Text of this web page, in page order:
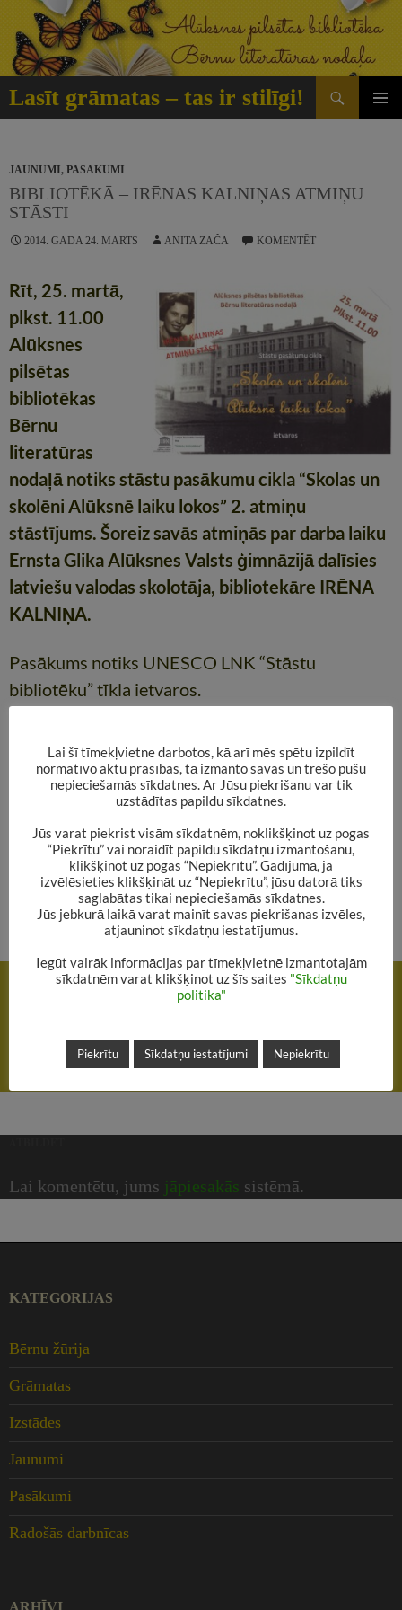
Doties
saturu
Lasīt grāmatas – tas ir stilīgi!
Meklēt
JAUNUMI, PASĀKUMI
BIBLIOTĒKĀ – IRĒNAS KALNIŅAS ATMIŅU
STĀSTI
2014. GADA 24. MARTS ANITA ZAČA KOMENTĒT
Rīt, 25. martā,
plkst. 11.00
Alūksnes
pilsētas
bibliotēkas
Bērnu
literatūras
nodaļā notiks stāstu pasākumu cikla “Skolas un
skolēni Alūksnē laiku lokos” 2. atmiņu
stāstījums. Šoreiz savās atmiņās par darba laiku
Ernsta Glika Alūksnes Valsts ģimnāzijā dalīsies
latviešu valodas skolotāja, bibliotekāre IRĒNA
KALNIŅA.
Pasākums notiks UNESCO LNK “Stāstu
bibliotēku” tīkla ietvaros.
Rakstu
IEPRIEKŠĒJAIS RAKSTS
Nāc uz radošo darbnīcu “Grāmatzīme Tavai grāmatai”!
NĀKAMAIS RAKSTS
Meitenēm būs iespēja uzzināt stila noslēpumus
Lai komentētu, jums jāpiesakās sistēmā.
KATEGORIJAS
Bērnu žūrija
Grāmatas
Izstādes
Jaunumi
Pasākumi
Radošās darbnīcas
Lai šī tīmekļvietne darbotos, kā arī mēs spētu izpildīt
normatīvo aktu prasības, tā izmanto savas un trešo pušu
nepieciešamās sīkdatnes. Ar Jūsu piekrišanu var tik
uzstādītas papildu sīkdatnes.
Jūs varat piekrist visām sīkdatnēm, noklikšķinot uz pogas
“Piekrītu” vai noraidīt papildu sīkdatņu izmantošanu,
klikšķinot uz pogas “Nepiekrītu”. Gadījumā, ja
izvēlēsieties klikšķināt uz “Nepiekrītu”, jūsu datorā tiks
saglabātas tikai nepieciešamās sīkdatnes.
Jūs jebkurā laikā varat mainīt savas piekrišanas izvēles,
atjauninot sīkdatņu iestatījumus.
Iegūt vairāk informācijas par tīmekļvietnē izmantotajām
sīkdatnēm varat klikšķinot uz šīs saites "Sīkdatņu
politika"
Piekrītu Sīkdatņu iestatījumi Nepiekrītu